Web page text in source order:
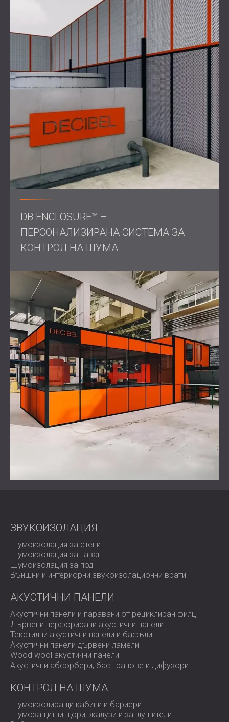
подобряването на акустичната среда в завода им.
Ако искате да осигурите здравословна и продуктивна
работна среда за вашите служители, е важно да
обмислите решения за звукоизолация. Свържете се с
DECIBEL още днес за персонализиран подход, който
отговаря на вашите специфични нужди и
предизвикателства.
Свържете се с насза професионална звукоизолация!
DB ENCLOSURE™ –
ПЕРСОНАЛИЗИРАНА СИСТЕМА ЗА
КОНТРОЛ НА ШУМА
ЗВУКОИЗОЛАЦИЯ
Шумоизолация за стени
Шумоизолация за таван
Шумоизолация за под
Външни и интериорни звукоизолационни врати
АКУСТИЧНИ ПАНЕЛИ
Акустични панели и паравани от рециклиран филц
Дървени перфорирани акустични панели
Текстилни акустични панели и бафъли
Акустични панели дървени ламели
Wood wool акустични панели
Акустични абсорбери, бас трапове и дифузoри.
КОНТРОЛ НА ШУМА
Шумоизолиращи кабини и бариери
Шумозащитни щори, жалузи и заглушители